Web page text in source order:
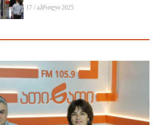
17 / აპრილი 2025